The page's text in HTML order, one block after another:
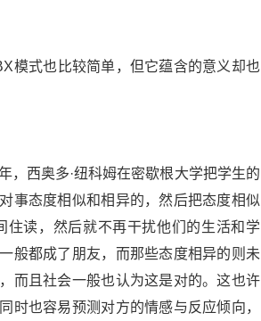
模式也比较简单，但它蕴含的意义却也
，西奥多·纽科姆在密歇根大学把学生的
事态度相似和相异的，然后把态度相似
住读，然后就不再干扰他们的生活和学
般都成了朋友，而那些态度相异的则未
而且社会一般也认为这是对的。这也许
时也容易预测对方的情感与反应倾向，